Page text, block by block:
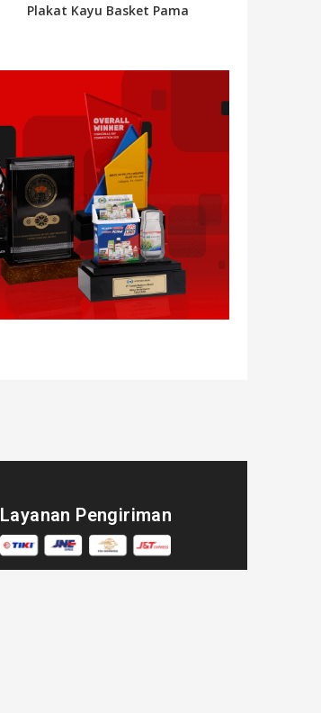
Plakat Kayu Basket Pama
Layanan Pengiriman